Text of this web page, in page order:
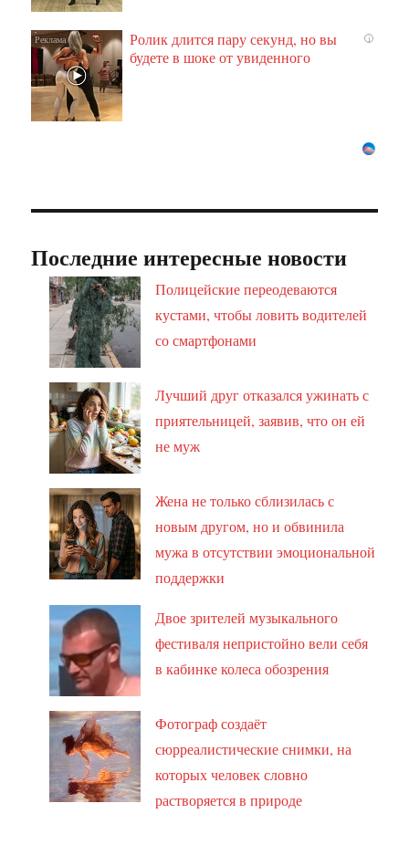
i
Ролик длится пару секунд, но вы
будете в шоке от увиденного
Последние интересные новости
Полицейские переодеваются
кустами, чтобы ловить водителей
со смартфонами
Лучший друг отказался ужинать с
приятельницей, заявив, что он ей
не муж
Жена не только сблизилась с
новым другом, но и обвинила
мужа в отсутствии эмоциональной
поддержки
Двое зрителей музыкального
фестиваля непристойно вели себя
в кабинке колеса обозрения
Фотограф создаёт
сюрреалистические снимки, на
которых человек словно
растворяется в природе